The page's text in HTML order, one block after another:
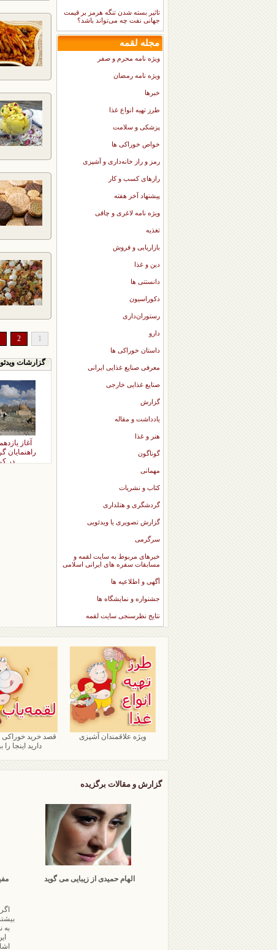
تاثیر بسته شدن تنگه هرمز بر قیمت
جهانی نفت چه می‌تواند باشد؟
مجله لقمه
ویژه نامه محرم و صفر
ویژه نامه رمضان
خبرها
طرز تهیه انواع غذا
پزشکی و سلامت
خواص خوراکی ها
رمز و راز خانه‌داری و آشپزی
رازهای کسب و کار
پیشنهاد آخر هفته
ویژه نامه لاغری و چاقی
تغذیه
بازاریابی و فروش
دین و غذا
دانستنی ها
دکوراسیون
رستوران‌داری
دارو
داستان خوراکی ها
معرفی صنایع غذایی ایرانی
صنایع غذایی خارجی
گزارش
یادداشت و مقاله
هنر و غذا
گوناگون
مهمانی
کتاب و نشریات
گردشگری و هتلداری
گزارش تصویری یا ویدئویی
سرگرمی
خبرهای مربوط به سایت لقمه و
مسابقات سفره های ایرانی اسلامی
آگهی و اطلاعیه ها
جشنواره و نمایشگاه ها
نتایج نظرسنجی سایت لقمه
1
2
گزارشات
آغاز
در
ویژه علاقمندان آشپزی
قصد خرید خوراکی
دارید اینجا را
گزارش و مقالات برگزیده
الهام حمیدی از زیبایی می گوید
به